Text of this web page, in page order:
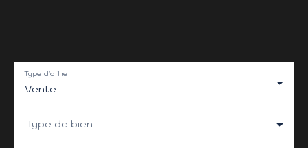
Vente
Type d'offre
Type de bien